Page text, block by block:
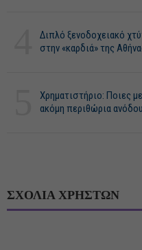
Διπλό ξενοδοχειακό
στην «καρδιά» της
Χρηματιστήριο: Ποιες
ακόμη περιθώρια ανόδου
ΣΧΟΛΙΑ ΧΡΗΣΤΩΝ